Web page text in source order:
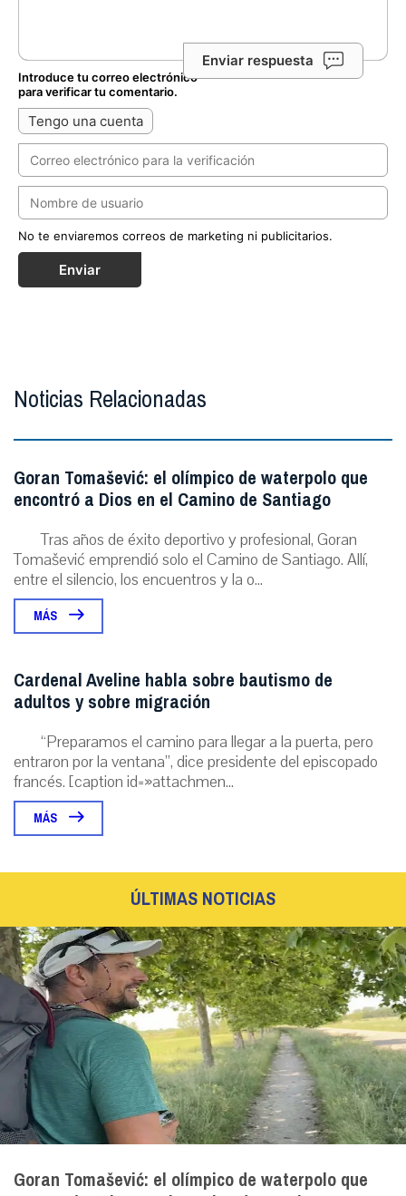
Enviar respuesta
Introduce tu correo electrónico
para verificar tu comentario.
Tengo una cuenta
No te enviaremos correos de marketing ni publicitarios.
Enviar
Noticias Relacionadas
Goran Tomašević: el olímpico de waterpolo que
encontró a Dios en el Camino de Santiago
Tras años de éxito deportivo y profesional, Goran
Tomašević emprendió solo el Camino de Santiago. Allí,
entre el silencio, los encuentros y la o...
MÁS
Cardenal Aveline habla sobre bautismo de
adultos y sobre migración
“Preparamos el camino para llegar a la puerta, pero
entraron por la ventana”, dice presidente del episcopado
francés. [caption id=»attachmen...
MÁS
ÚLTIMAS NOTICIAS
Goran Tomašević: el olímpico de waterpolo que